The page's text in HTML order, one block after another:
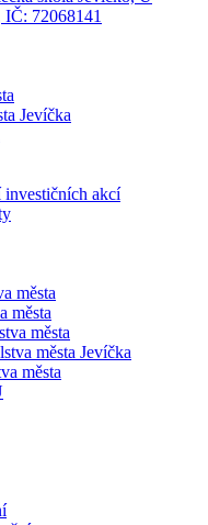
IČ: 72068141
Jevíčka
investičních akcí
města
města
města
města Jevíčka
města